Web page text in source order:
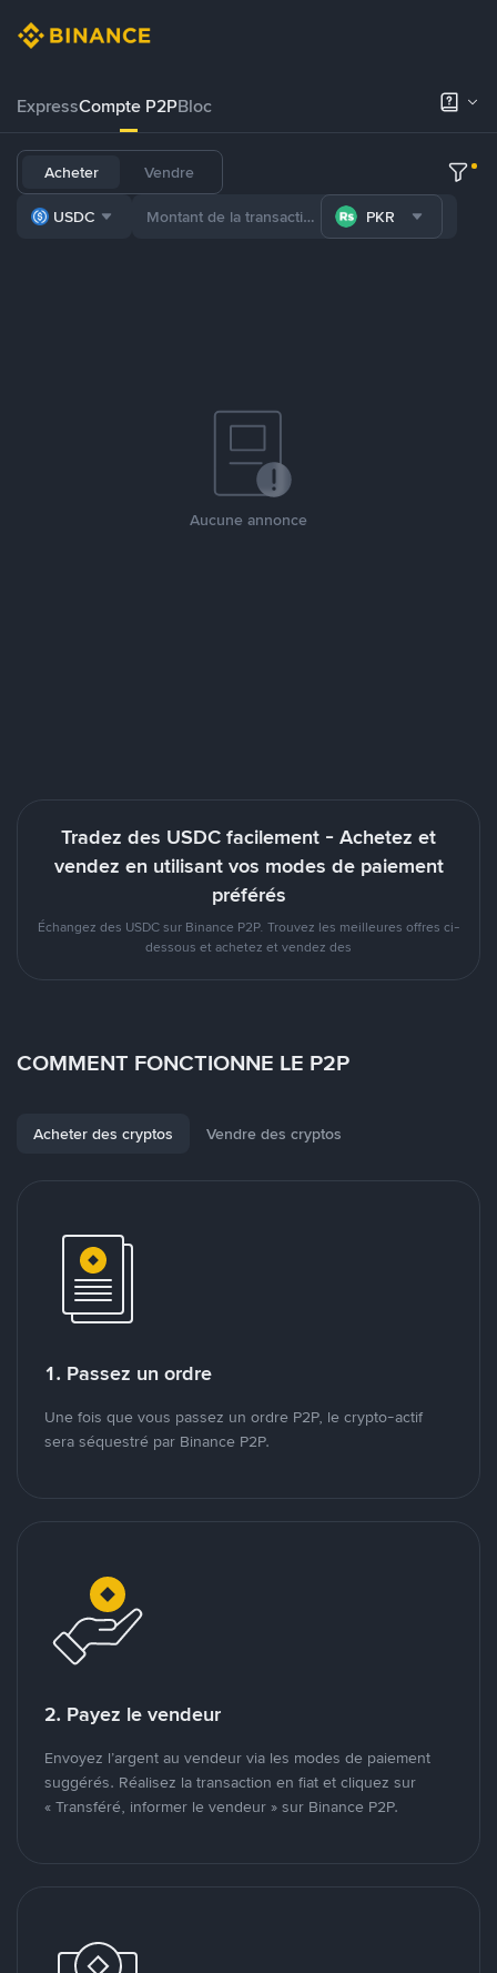
ExpressCompte P2PBloc
Acheter Vendre
USDC PKR
Aucune annonce
Tradez des USDC facilement - Achetez et
vendez en utilisant vos modes de paiement
préférés
Échangez des USDC sur Binance P2P. Trouvez les meilleures offres ci-
dessous et achetez et vendez des
COMMENT FONCTIONNE LE P2P
Acheter des cryptos Vendre des cryptos
1. Passez un ordre
Une fois que vous passez un ordre P2P, le crypto-actif
sera séquestré par Binance P2P.
2. Payez le vendeur
Envoyez l’argent au vendeur via les modes de paiement
suggérés. Réalisez la transaction en fiat et cliquez sur
« Transféré, informer le vendeur » sur Binance P2P.